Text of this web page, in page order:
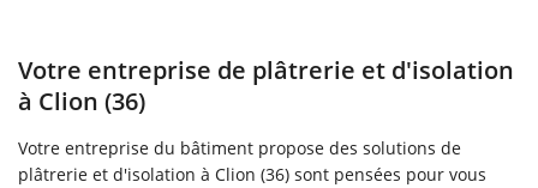
Votre entreprise de plâtrerie et d'isolation
à Clion (36)
Votre entreprise du bâtiment propose des solutions de
plâtrerie et d'isolation à Clion (36) sont pensées pour vous